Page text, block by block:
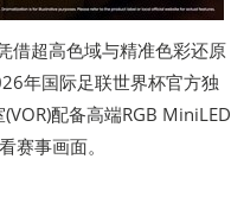
借超高色域与精准色彩还原
年国际足联世界杯官方独
配备高端RGB MiniLED
赛事画面。